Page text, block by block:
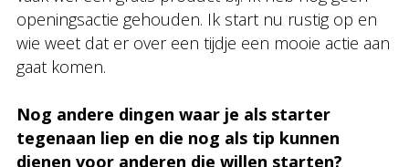
openingsactie gehouden. Ik start nu rustig op en
wie weet dat er over een tijdje een mooie actie aan
gaat komen.
Nog andere dingen waar je als starter
tegenaan liep en die nog als tip kunnen
dienen voor anderen die willen starten?